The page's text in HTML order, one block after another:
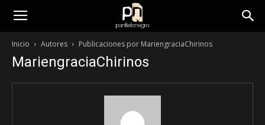
panfletonegro
Inicio Autores Publicaciones por MariengraciaChirinos
MariengraciaChirinos